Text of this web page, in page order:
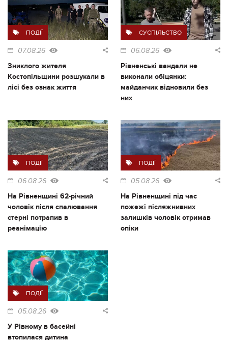
ПОДІЇ
07.08.26
Зниклого жителя
Костопільщини розшукали в
лісі без ознак життя
СУСПІЛЬСТВО
06.08.26
Рівненські вандали не
виконали обіцянки:
майданчик відновили без
них
ПОДІЇ
06.08.26
На Рівненщині 62-річний
чоловік після спалювання
стерні потрапив в
реанімацію
ПОДІЇ
05.08.26
На Рівненщині під час
пожежі післяжнивних
залишків чоловік отримав
опіки
ПОДІЇ
05.08.26
У Рівному в басейні
втопилася дитина